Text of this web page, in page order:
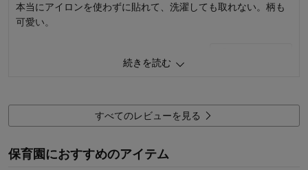
お子様の年齢：
本当にアイロンを使わずに貼れて、洗濯しても取れない。柄も
可愛い。
デザイン
5.0
着心地･使用感
5.0
購入商品：
ピンク系幾何学柄
体型：
標準
続きを読む
すべてのレビューを見る
保育園におすすめのアイテム